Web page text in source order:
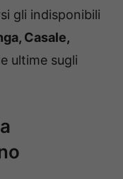
gli indisponibili
Casale,
ultime sugli